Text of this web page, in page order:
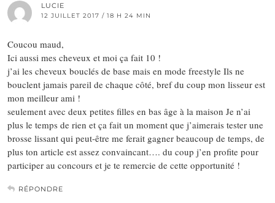
LUCIE
12 JUILLET 2017 / 18 H 24 MIN
Coucou maud,
Ici aussi mes cheveux et moi ça fait 10 !
j’ai les cheveux bouclés de base mais en mode freestyle Ils ne
bouclent jamais pareil de chaque côté, bref du coup mon lisseur est
mon meilleur ami !
seulement avec deux petites filles en bas âge à la maison Je n’ai
plus le temps de rien et ça fait un moment que j’aimerais tester une
brosse lissant qui peut-être me ferait gagner beaucoup de temps, de
plus ton article est assez convaincant…. du coup j’en profite pour
participer au concours et je te remercie de cette opportunité !
RÉPONDRE